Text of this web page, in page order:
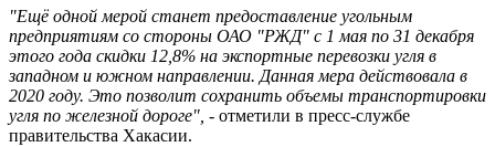
"Ещё одной мерой станет предоставление угольным
предприятиям со стороны ОАО "РЖД" с 1 мая по 31 декабря
этого года скидки 12,8% на экспортные перевозки угля в
западном и южном направлении. Данная мера действовала в
2020 году. Это позволит сохранить объемы транспортировки
угля по железной дороге", - отметили в пресс-службе
правительства Хакасии.